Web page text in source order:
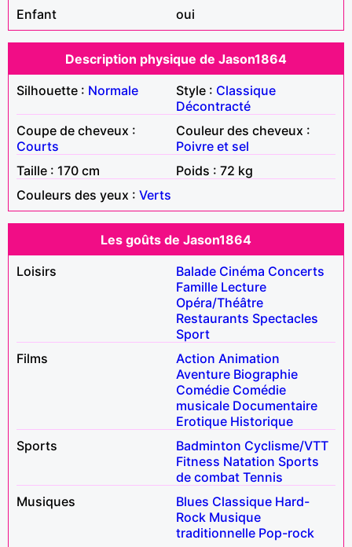
Enfant
oui
Description physique de Jason1864
Silhouette : Normale Style : Classique
Décontracté
Coupe de cheveux :
Courts
Couleur des cheveux :
Poivre et sel
Taille : 170 cm
Poids : 72 kg
Couleurs des yeux : Verts
Les goûts de Jason1864
Loisirs
Balade Cinéma Concerts
Famille Lecture
Opéra/Théâtre
Restaurants Spectacles
Sport
Films
Action Animation
Aventure Biographie
Comédie Comédie
musicale Documentaire
Erotique Historique
Sports
Badminton Cyclisme/VTT
Fitness Natation Sports
de combat Tennis
Musiques
Blues Classique Hard-
Rock Musique
traditionnelle Pop-rock